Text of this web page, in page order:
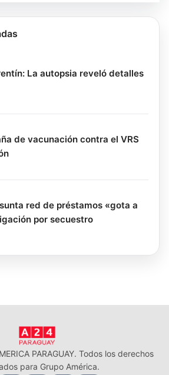
La autopsia reveló detalles
de vacunación contra el VRS
red de préstamos «gota a
por secuestro
PARAGUAY. Todos los derechos
para Grupo América.